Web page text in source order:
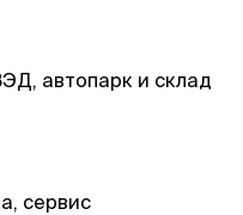
автопарк и склад
сервис